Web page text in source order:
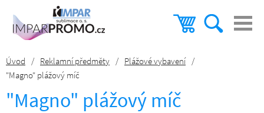
Úvod / Reklamní předměty / Plážové vybavení /
"Magno" plážový míč
"Magno" plážový míč